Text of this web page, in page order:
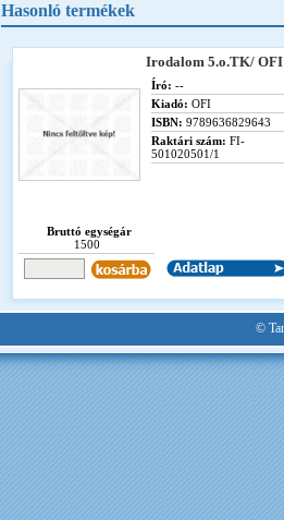
Hasonló termékek
Irodalom 5.o.TK/ OFI
Író: --
Kiadó: OFI
ISBN: 9789636829643
Raktári szám: FI-
501020501/1
Bruttó egységár
1500
©